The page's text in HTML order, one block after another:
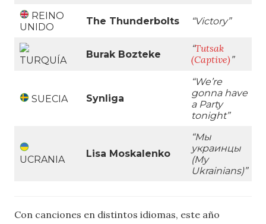
REINO
UNIDO
The Thunderbolts “Victory”
TURQUÍA
Burak Bozteke
“Tutsak
(Captive)”
SUECIA Synliga
“We’re
gonna have
a Party
tonight”
UCRANIA
Lisa Moskalenko
“Мы
украинцы
(My
Ukrainians)”
Con canciones en distintos idiomas, este año